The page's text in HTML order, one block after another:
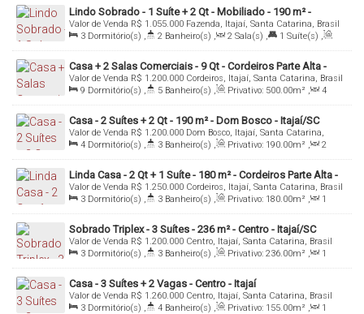
Terreno: 308 m²
Lindo Sobrado - 1 Suíte + 2 Qt - Mobiliado - 190 m² -
Fazenda - Itajaí/SC
R$ 1.055.000
Valor de Venda
Fazenda, Itajaí, Santa Catarina, Brasil
3 Dormitório(s) , 2 Banheiro(s) , 2 Sala(s) , 1 Suíte(s) ,
Total: 190.00m² , 2 Vaga(s)
Casa + 2 Salas Comerciais - 9 Qt - Cordeiros Parte Alta -
Itajaí/SC
R$ 1.200.000
Valor de Venda
Cordeiros, Itajaí, Santa Catarina, Brasil
9 Dormitório(s) , 5 Banheiro(s) , Privativo: 500.00m² ,
4
Sala(s) , 3 Vaga(s) , Útil: 500.00m²
Casa - 2 Suítes + 2 Qt - 190 m² - Dom Bosco - Itajaí/SC
R$ 1.200.000
Valor de Venda
Dom Bosco, Itajaí, Santa Catarina,
Brasil
4 Dormitório(s) , 3 Banheiro(s) , Privativo: 190.00m² ,
2
Sala(s) , 2 Suíte(s) , Total: 300.00m² , 3 Vaga(s) ,
Útil:
190
.00 m²
Linda Casa - 2 Qt + 1 Suíte - 180 m² - Cordeiros Parte Alta -
Itajaí/SC
R$ 1.250.000
Valor de Venda
Cordeiros, Itajaí, Santa Catarina, Brasil
3 Dormitório(s) , 3 Banheiro(s) , Privativo: 180.00m² ,
1
Sala(s) , Total: 300.00m² , 2 Vaga(s) , Útil: 180.00m²
Sobrado Triplex - 3 Suítes - 236 m² - Centro - Itajaí/SC
R$ 1.200.000
Valor de Venda
Centro, Itajaí, Santa Catarina, Brasil
3 Dormitório(s) , 3 Banheiro(s) , Privativo: 236.00m² ,
1
Sala(s) , 3 Suíte(s) , Total: 242.00m² , Útil: 236.00m²
Casa - 3 Suítes + 2 Vagas - Centro - Itajaí
R$ 1.260.000
Valor de Venda
Centro, Itajaí, Santa Catarina, Brasil
3 Dormitório(s) , 4 Banheiro(s) , Privativo: 155.00m² ,
1